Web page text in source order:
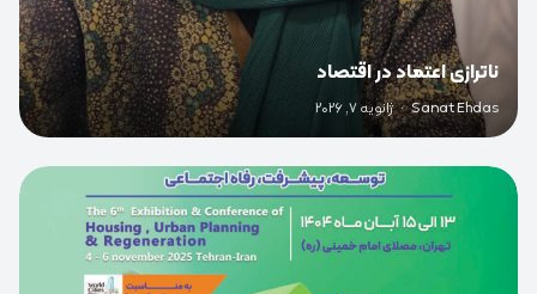
ناترازی اعتماد در اقتصاد
Sanat Ehdas
· ژانویه 7, 2026
0